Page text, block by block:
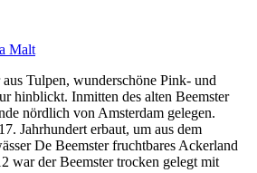
Malt
Tulpen, wunderschöne Pink- und
hinblickt. Inmitten des alten Beemster
nördlich von Amsterdam gelegen.
Jahrhundert erbaut, um aus dem
De Beemster fruchtbares Ackerland
war der Beemster trocken gelegt mit